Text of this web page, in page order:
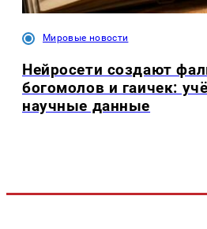
Мировые новости
Нейросети создают
богомолов и гаичек:
научные данные